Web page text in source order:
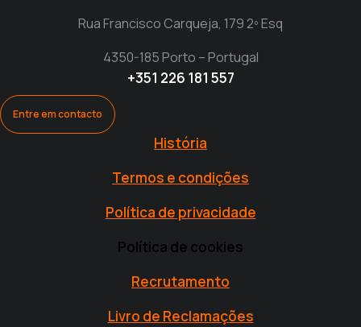
Rua Francisco Carqueja, 179 2º Esq
4350-185 Porto – Portugal
+351 226 181 557
Entre em contacto
História
Termos e condições
Política de privacidade
Política de cookies
Recrutamento
Livro de Reclamações